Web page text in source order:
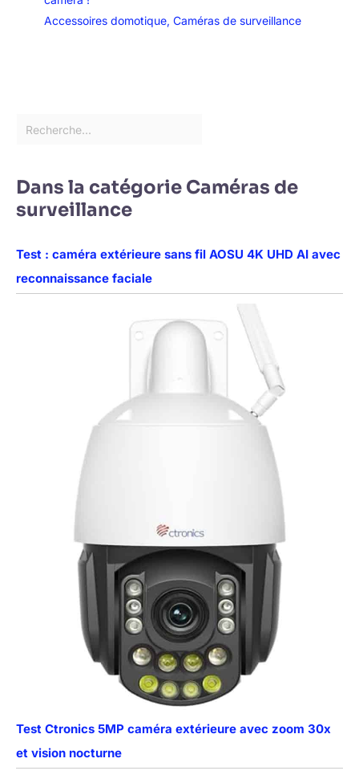
domicile
Accessoires domotique, Caméras de surveillance
Dans la catégorie Caméras de
surveillance
Test : caméra extérieure sans fil AOSU 4K UHD AI avec
reconnaissance faciale
Test Ctronics 5MP caméra extérieure avec zoom 30x
et vision nocturne